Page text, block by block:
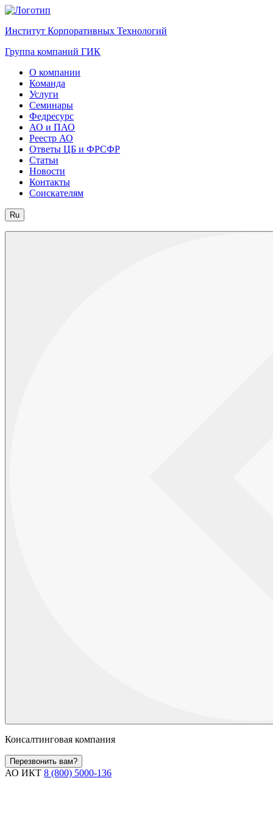
Институт Корпоративных Технологий
Группа компаний ГИК
О компании
Команда
Услуги
Семинары
Федресурс
АО и ПАО
Реестр АО
Ответы ЦБ и ФРСФР
Статьи
Новости
Контакты
Соискателям
Ru
Консалтинговая компания
Перезвонить вам?
АО ИКТ 8 (800) 5000-136